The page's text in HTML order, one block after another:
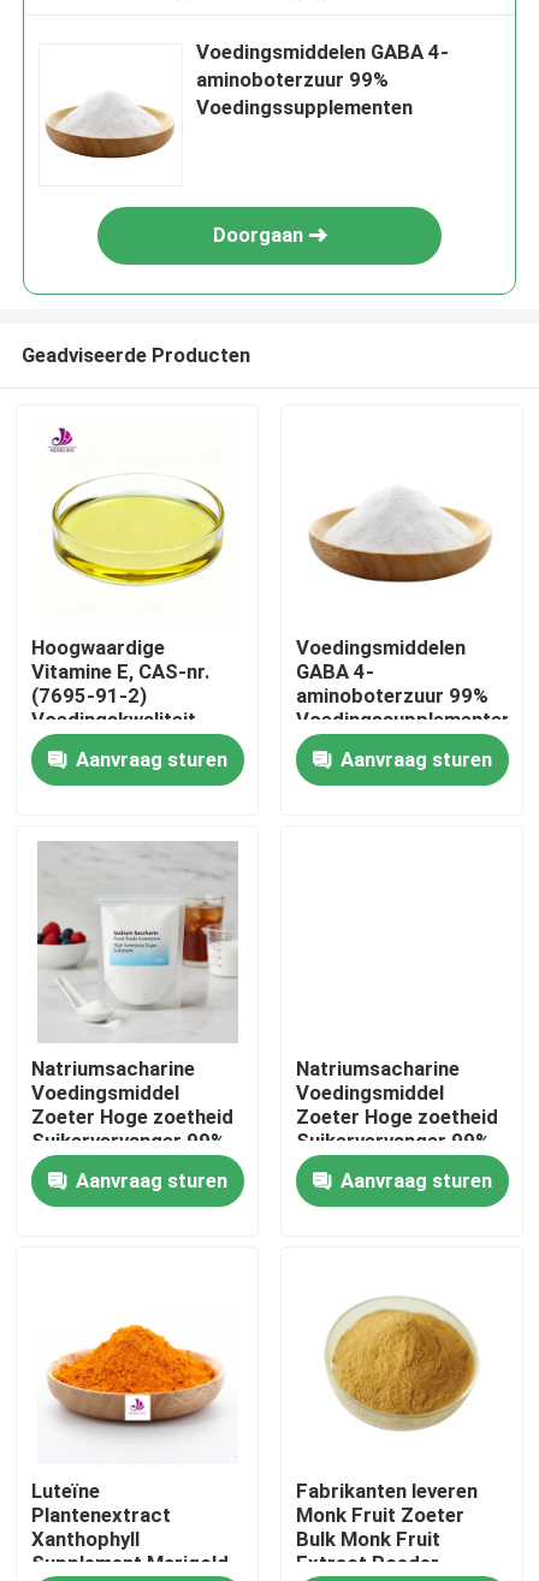
Producten
Video's
Ongeveer ons
Fabrieksreis
Contact de V.S.
Nieuws
Verzoek om een Citaat
Natuurlijk Installatieuittreksel
Voedingsmiddelen GABA 4-
aminoboterzuur 99%
Voedingssupplementen
Doorgaan
Geadviseerde Producten
Hoogwaardige
Vitamine E, CAS-nr.
(7695-91-2)
Voedingskwaliteit
Vitamine E Olie
Aanvraag sturen
Voedingsmiddelen
GABA 4-
aminoboterzuur 99%
Voedingssupplementen
Aanvraag sturen
Natriumsacharine
Voedingsmiddel
Zoeter Hoge zoetheid
Suikervervanger 99%
Aanvraag sturen
Natriumsacharine
Voedingsmiddel
Zoeter Hoge zoetheid
Suikervervanger 99%
Aanvraag sturen
Luteïne
Plantenextract
Xanthophyll
Supplement Marigold
Fabrikanten leveren
Monk Fruit Zoeter
Bulk Monk Fruit
Extract Poeder